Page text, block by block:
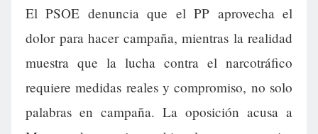
El PSOE denuncia que el PP aprovecha el
dolor para hacer campaña, mientras la realidad
muestra que la lucha contra el narcotráfico
requiere medidas reales y compromiso, no solo
palabras en campaña. La oposición acusa a